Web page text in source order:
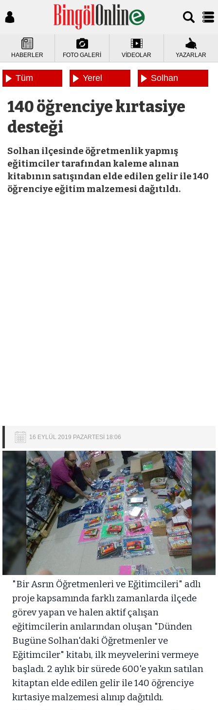
HABERLER FOTO GALERİ VİDEOLAR YAZARLAR
Tüm
Yerel
Solhan
140 öğrenciye kırtasiye
desteği
Solhan ilçesinde öğretmenlik yapmış
eğitimciler tarafından kaleme alınan
kitabının satışından elde edilen gelir ile 140
öğrenciye eğitim malzemesi dağıtıldı.
16 EYLÜL 2019 PAZARTESİ 18:06
"Bir Asrın Öğretmenleri ve Eğitimcileri" adlı
proje kapsamında farklı zamanlarda ilçede
görev yapan ve halen aktif çalışan
eğitimcilerin anılarından oluşan "Dünden
Bugüne Solhan'daki Öğretmenler ve
Eğitimciler" kitabı, ilk meyvelerini vermeye
başladı. 2 aylık bir sürede 600'e yakın satılan
kitaptan elde edilen gelir ile 140 öğrenciye
kırtasiye malzemesi alınıp dağıtıldı.